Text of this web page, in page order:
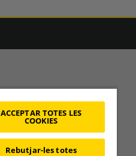
ACCEPTAR TOTES LES
COOKIES
Rebutjar-les totes